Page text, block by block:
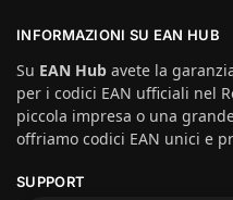
INFORMAZIONI SU EAN HUB
Su EAN Hub avete la
per i codici EAN ufficiali nel
piccola impresa o una
offriamo codici EAN unici e
SUPPORT